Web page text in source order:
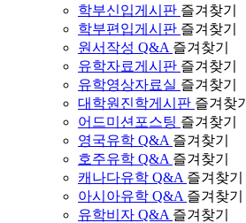
학부신입게시판 즐겨찾기
학부편입게시판 즐겨찾기
원서작성 Q&A 즐겨찾기
유학자료게시판 즐겨찾기
유학영상자료실 즐겨찾기
대학원진학게시판 즐겨찾기
어드미션포스팅 즐겨찾기
영국유학 Q&A 즐겨찾기
호주유학 Q&A 즐겨찾기
캐나다유학 Q&A 즐겨찾기
아시아유학 Q&A 즐겨찾기
유학비자 Q&A 즐겨찾기